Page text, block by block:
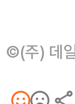
©(주) 데